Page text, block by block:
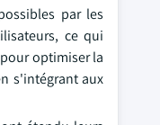
par les
ce qui
optimiser la
s'intégrant aux